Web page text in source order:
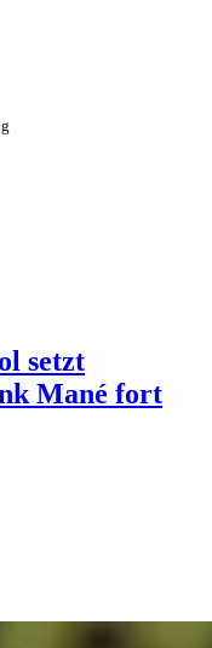
setzt
Mané fort